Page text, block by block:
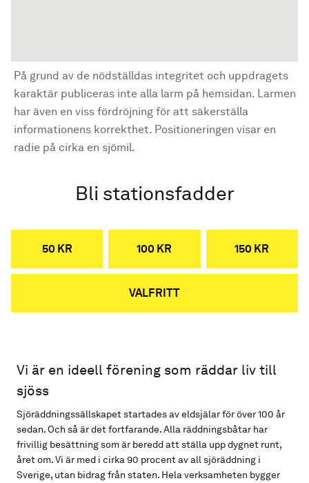
På grund av de nödställdas integritet och uppdragets
karaktär publiceras inte alla larm på hemsidan. Larmen
har även en viss fördröjning för att säkerställa
informationens korrekthet. Positioneringen visar en
radie på cirka en sjömil.
Bli stationsfadder
50 KR 100 KR 150 KR
VALFRITT
Vi är en ideell förening som räddar liv till
sjöss
Sjöräddningssällskapet startades av eldsjälar för över 100 år
sedan. Och så är det fortfarande. Alla räddningsbåtar har
frivillig besättning som är beredd att ställa upp dygnet runt,
året om. Vi är med i cirka 90 procent av all sjöräddning i
Sverige, utan bidrag från staten. Hela verksamheten bygger